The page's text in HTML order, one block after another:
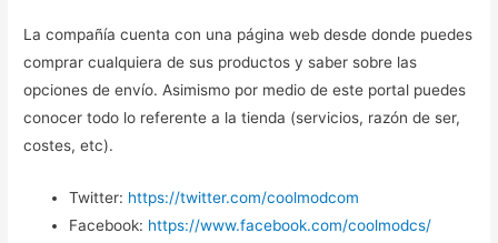
La compañía cuenta con una página web desde donde puedes
comprar cualquiera de sus productos y saber sobre las
opciones de envío. Asimismo por medio de este portal puedes
conocer todo lo referente a la tienda (servicios, razón de ser,
costes, etc).
Twitter: https://twitter.com/coolmodcom
Facebook: https://www.facebook.com/coolmodcs/